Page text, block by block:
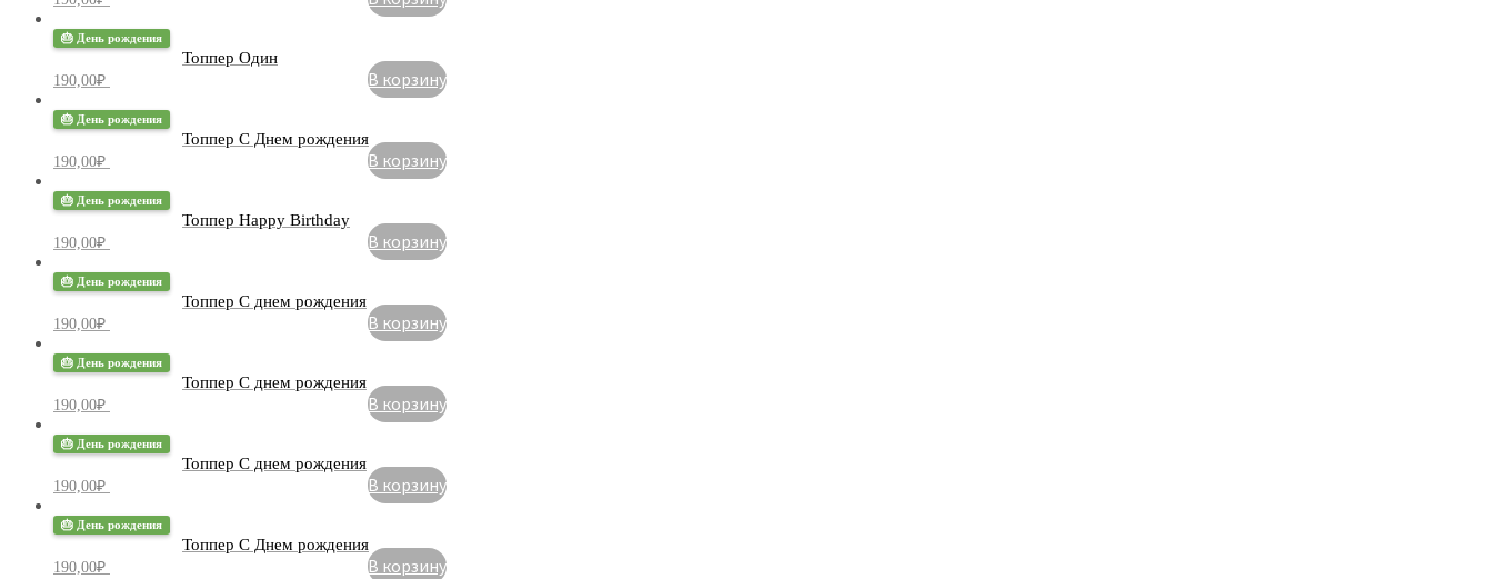
🎂 День рождения
Топпер Один
190,00₽ В корзину
🎂 День рождения
Топпер С Днем рождения
190,00₽ В корзину
🎂 День рождения
Топпер Happy Birthday
190,00₽ В корзину
🎂 День рождения
Топпер С днем рождения
190,00₽ В корзину
🎂 День рождения
Топпер С днем ​​рождения
190,00₽ В корзину
🎂 День рождения
Топпер С днем рождения
190,00₽ В корзину
🎂 День рождения
Топпер С Днем рождения
190,00₽ В корзину